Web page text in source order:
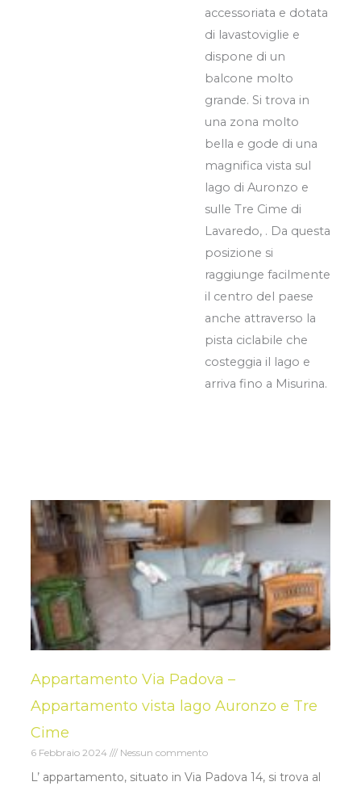
accessoriata e dotata
di lavastoviglie e
dispone di un
balcone molto
grande. Si trova in
una zona molto
bella e gode di una
magnifica vista sul
lago di Auronzo e
sulle Tre Cime di
Lavaredo, . Da questa
posizione si
raggiunge facilmente
il centro del paese
anche attraverso la
pista ciclabile che
costeggia il lago e
arriva fino a Misurina.
Appartamento Via Padova –
Appartamento vista lago Auronzo e Tre
Cime
6 Febbraio 2024 Nessun commento
L’ appartamento, situato in Via Padova 14, si trova al